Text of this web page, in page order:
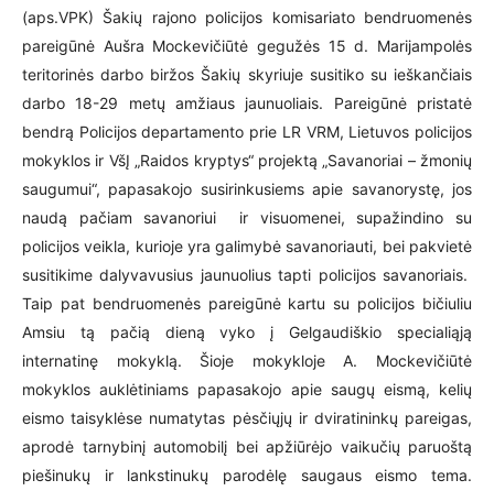
(aps.VPK) Šakių rajono policijos komisariato bendruomenės
pareigūnė Aušra Mockevičiūtė gegužės 15 d. Marijampolės
teritorinės darbo biržos Šakių skyriuje susitiko su ieškančiais
darbo 18-29 metų amžiaus jaunuoliais. Pareigūnė pristatė
bendrą Policijos departamento prie LR VRM, Lietuvos policijos
mokyklos ir VšĮ „Raidos kryptys“ projektą „Savanoriai – žmonių
saugumui“, papasakojo susirinkusiems apie savanorystę, jos
naudą pačiam savanoriui ir visuomenei, supažindino su
policijos veikla, kurioje yra galimybė savanoriauti, bei pakvietė
susitikime dalyvavusius jaunuolius tapti policijos savanoriais.
Taip pat bendruomenės pareigūnė kartu su policijos bičiuliu
Amsiu tą pačią dieną vyko į Gelgaudiškio specialiąją
internatinę mokyklą. Šioje mokykloje A. Mockevičiūtė
mokyklos auklėtiniams papasakojo apie saugų eismą, kelių
eismo taisyklėse numatytas pėsčiųjų ir dviratininkų pareigas,
aprodė tarnybinį automobilį bei apžiūrėjo vaikučių paruoštą
piešinukų ir lankstinukų parodėlę saugaus eismo tema.